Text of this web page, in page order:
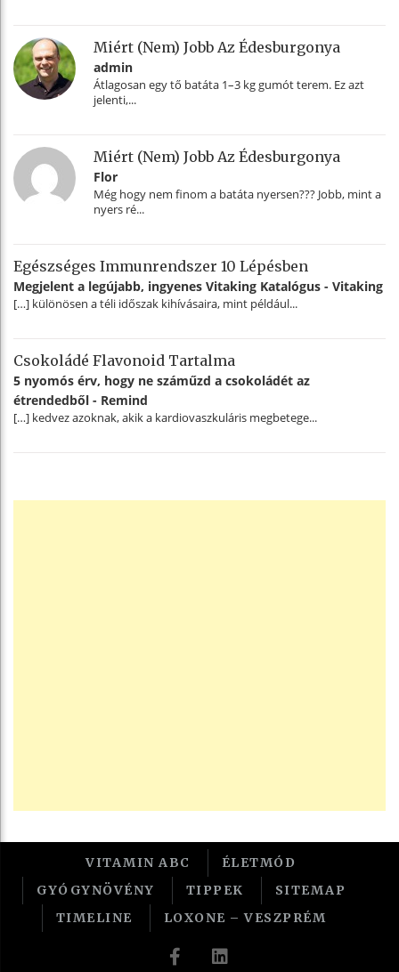
Miért (nem) Jobb Az Édesburgonya
admin
Átlagosan egy tő batáta 1–3 kg gumót terem. Ez azt
jelenti,...
Miért (nem) Jobb Az Édesburgonya
Flor
Még hogy nem finom a batáta nyersen??? Jobb, mint a
nyers ré...
Egészséges Immunrendszer 10 Lépésben
Megjelent a legújabb, ingyenes Vitaking Katalógus - Vitaking
[…] különösen a téli időszak kihívásaira, mint például...
Csokoládé Flavonoid Tartalma
5 nyomós érv, hogy ne száműzd a csokoládét az
étrendedből - Remind
[…] kedvez azoknak, akik a kardiovaszkuláris megbetege...
VITAMIN ABC
ÉLETMÓD
GYÓGYNÖVÉNY
TIPPEK
SITEMAP
TIMELINE
LOXONE – VESZPRÉM